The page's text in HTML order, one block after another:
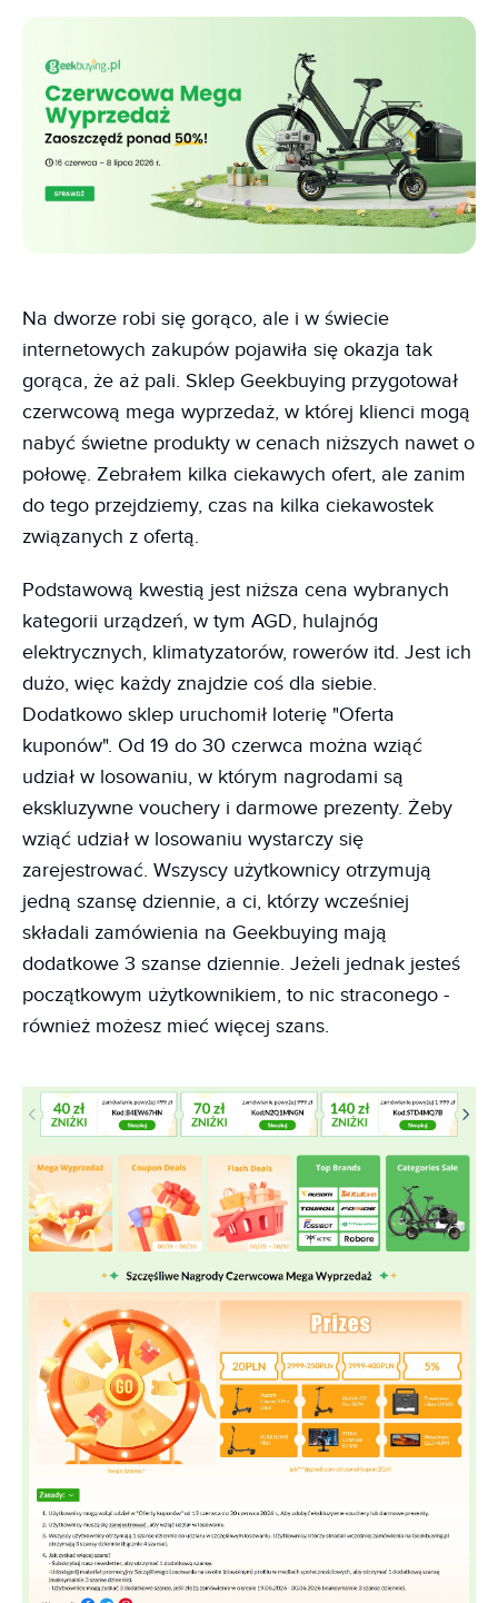
Na dworze robi się gorąco, ale i w świecie
internetowych zakupów pojawiła się okazja tak
gorąca, że aż pali. Sklep Geekbuying przygotował
czerwcową mega wyprzedaż, w której klienci mogą
nabyć świetne produkty w cenach niższych nawet o
połowę. Zebrałem kilka ciekawych ofert, ale zanim
do tego przejdziemy, czas na kilka ciekawostek
związanych z ofertą.
Podstawową kwestią jest niższa cena wybranych
kategorii urządzeń, w tym AGD, hulajnóg
elektrycznych, klimatyzatorów, rowerów itd. Jest ich
dużo, więc każdy znajdzie coś dla siebie.
Dodatkowo sklep uruchomił loterię "Oferta
kuponów". Od 19 do 30 czerwca można wziąć
udział w losowaniu, w którym nagrodami są
ekskluzywne vouchery i darmowe prezenty. Żeby
wziąć udział w losowaniu wystarczy się
zarejestrować. Wszyscy użytkownicy otrzymują
jedną szansę dziennie, a ci, którzy wcześniej
składali zamówienia na Geekbuying mają
dodatkowe 3 szanse dziennie. Jeżeli jednak jesteś
początkowym użytkownikiem, to nic straconego -
również możesz mieć więcej szans.